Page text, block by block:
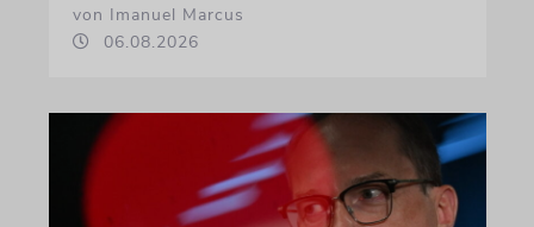
von Imanuel Marcus
06.08.2026